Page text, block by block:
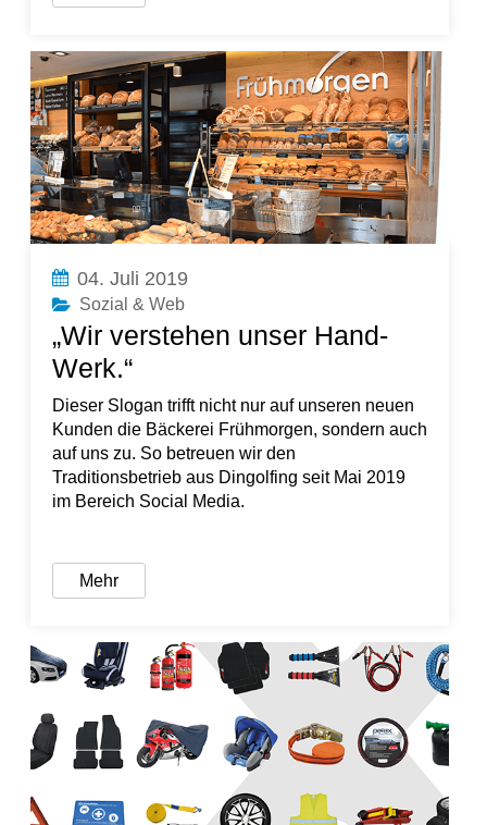
04. Juli 2019
Sozial & Web
„Wir verstehen unser Hand-
Werk.“
Dieser Slogan trifft nicht nur auf unseren neuen
Kunden die Bäckerei Frühmorgen, sondern auch
auf uns zu. So betreuen wir den
Traditionsbetrieb aus Dingolfing seit Mai 2019
im Bereich Social Media.
Mehr